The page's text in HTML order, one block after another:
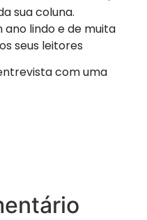
sua coluna.
lindo e de muita
seus leitores
com uma